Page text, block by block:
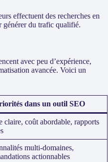
effectuent des recherches en
générer du trafic qualifié.
avec peu d’expérience,
avancée. Voici un
dans un outil SEO
claire, coût abordable, rapports
multi-domaines,
actionnables